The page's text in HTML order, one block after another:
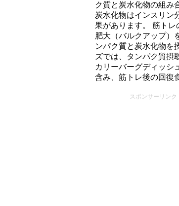
ク質と炭水化物の組み
炭水化物はインスリン
果があります。 筋ト
肥大（バルクアップ）
ンパク質と炭水化物を
ズでは、タンパク質摂
カリーバーグディッシ
含み、筋トレ後の回復
スポンサーリンク